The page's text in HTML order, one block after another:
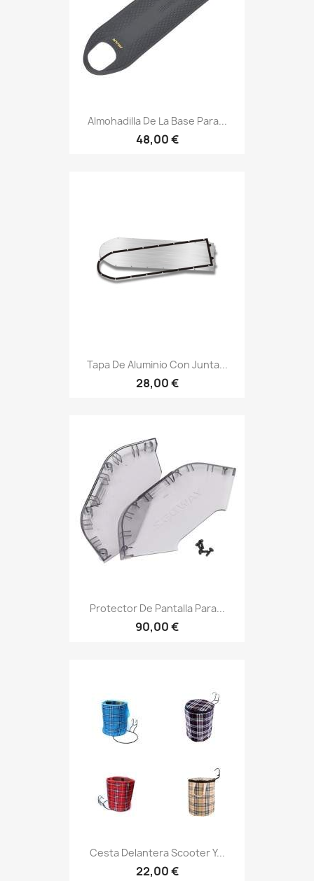
Almohadilla De La Base Para...
48,00 €
Tapa De Aluminio Con Junta...
28,00 €
Protector De Pantalla Para...
90,00 €
Cesta Delantera Scooter Y...
22,00 €